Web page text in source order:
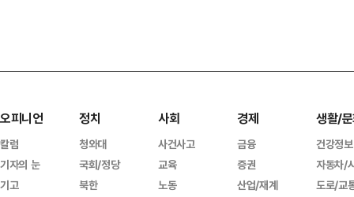
오피니언
칼럼
기자의 눈
기고
정치
청와대
국회/정당
북한
사회
사건사고
교육
노동
경제
금융
증권
산업/재계
생활/
건강정보
자동차/
도로/교